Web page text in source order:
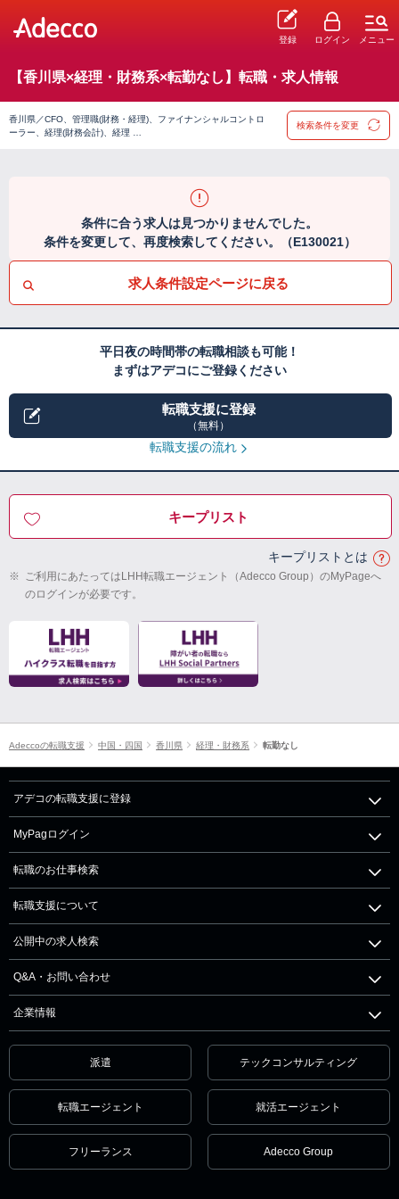
登録 ログイン メニュー
【香川県×経理・財務系×転勤なし】転職・求人情報
香川県／CFO、管理職(財務・経理)、ファイナンシャルコントロ
ーラー、経理(財務会計)、経理 …
検索条件を変更
条件に合う求人は見つかりませんでした。
条件を変更して、再度検索してください。（E130021）
求人条件設定ページに戻る
平日夜の時間帯の転職相談も可能！
まずはアデコにご登録ください
転職支援に登録
（無料）
転職支援の流れ
キープリスト
キープリストとは
※ ご利用にあたってはLHH転職エージェント（Adecco Group）のMyPageへ
のログインが必要です。
Adeccoの転職支援 中国・四国 香川県 経理・財務系 転勤なし
アデコの転職支援に登録
MyPagログイン
転職のお仕事検索
転職支援について
公開中の求人検索
Q&A・お問い合わせ
企業情報
派遣 テックコンサルティング
転職エージェント 就活エージェント
フリーランス Adecco Group